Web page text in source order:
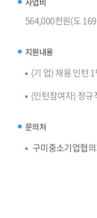
564,000천원(도
지원내용
(기 업) 채용 인턴
(인턴참여자) 정
문의처
구미중소기업협